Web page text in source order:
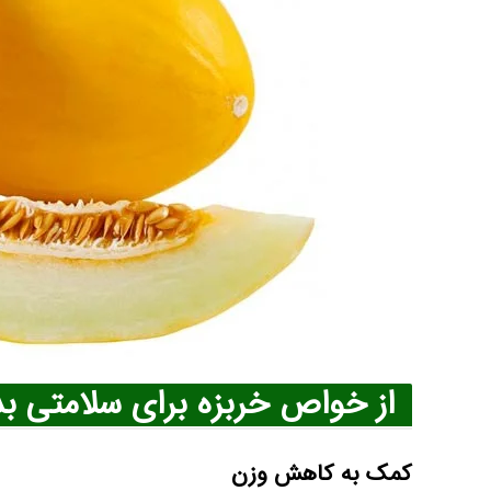
از خواص خربزه برای سلامتی
کمک به کاهش وزن